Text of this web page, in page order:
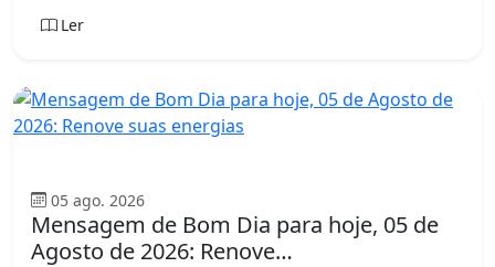
Ler
05 ago. 2026
Mensagem de Bom Dia para hoje, 05 de
Agosto de 2026: Renove…